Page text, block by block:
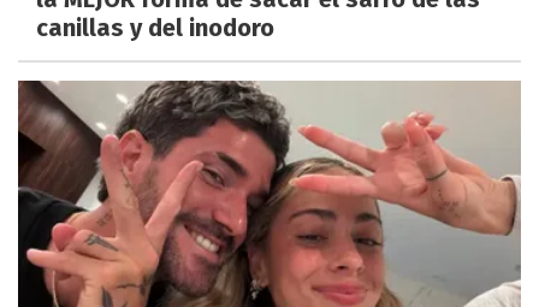
canillas y del inodoro